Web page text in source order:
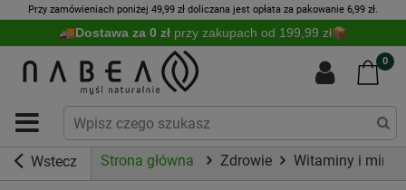
Przy zamówieniach poniżej 49,99 zł doliczana jest opłata za pakowanie 6,99 zł.
Dostawa za 0 zł przy zakupach od 199,99 zł
0
Wstecz Strona główna Zdrowie Witaminy i